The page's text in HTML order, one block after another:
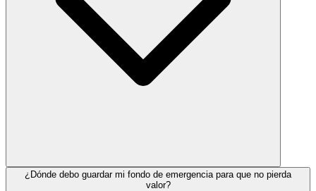
¿Dónde debo guardar mi fondo de emergencia para que no pierda
valor?